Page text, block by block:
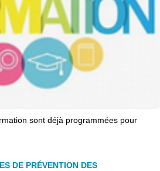
sont déjà programmées pour
DE PRÉVENTION DES